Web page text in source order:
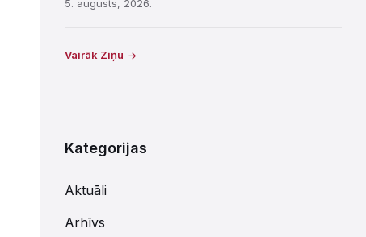
5. augusts, 2026.
Vairāk Ziņu
Kategorijas
Aktuāli
Arhīvs